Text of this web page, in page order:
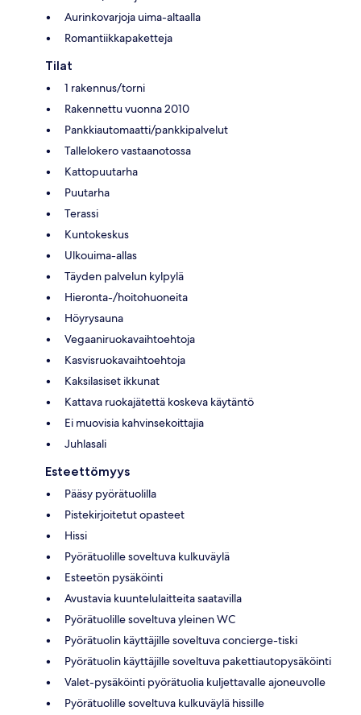
Aurinkovarjoja uima-altaalla
Romantiikkapaketteja
Tilat
1 rakennus/torni
Rakennettu vuonna 2010
Pankkiautomaatti/pankkipalvelut
Tallelokero vastaanotossa
Kattopuutarha
Puutarha
Terassi
Kuntokeskus
Ulkouima-allas
Täyden palvelun kylpylä
Hieronta-/hoitohuoneita
Höyrysauna
Vegaaniruokavaihtoehtoja
Kasvisruokavaihtoehtoja
Kaksilasiset ikkunat
Kattava ruokajätettä koskeva käytäntö
Ei muovisia kahvinsekoittajia
Juhlasali
Esteettömyys
Pääsy pyörätuolilla
Pistekirjoitetut opasteet
Hissi
Pyörätuolille soveltuva kulkuväylä
Esteetön pysäköinti
Avustavia kuuntelulaitteita saatavilla
Pyörätuolille soveltuva yleinen WC
Pyörätuolin käyttäjille soveltuva concierge-tiski
Pyörätuolin käyttäjille soveltuva pakettiautopysäköinti
Valet-pysäköinti pyörätuolia kuljettavalle ajoneuvolle
Pyörätuolille soveltuva kulkuväylä hissille